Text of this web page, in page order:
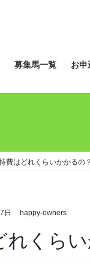
募集馬一覧 お申
費はどれくらいかかるの？
日 happy-owners
れくら